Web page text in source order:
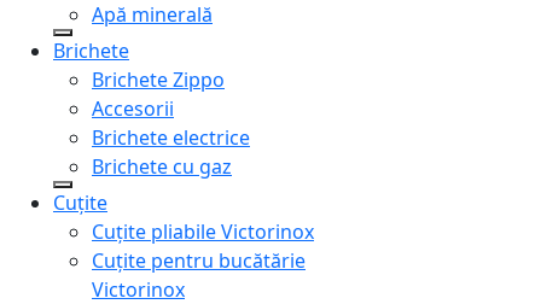
Apă minerală
Brichete
Brichete Zippo
Accesorii
Brichete electrice
Brichete cu gaz
Cuțite
Cuțite pliabile Victorinox
Cuțite pentru bucătărie
Victorinox